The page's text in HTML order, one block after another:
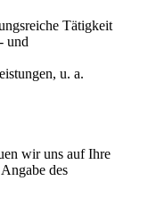
Tätigkeit
und
u. a.
wir uns auf Ihre
des